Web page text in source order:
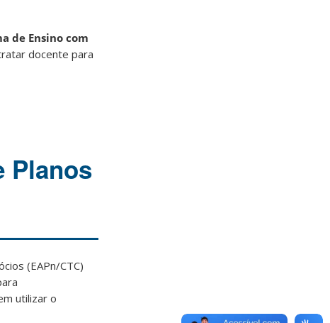
de Ensino com
docente para
Planos
(EAPn/CTC)
utilizar o